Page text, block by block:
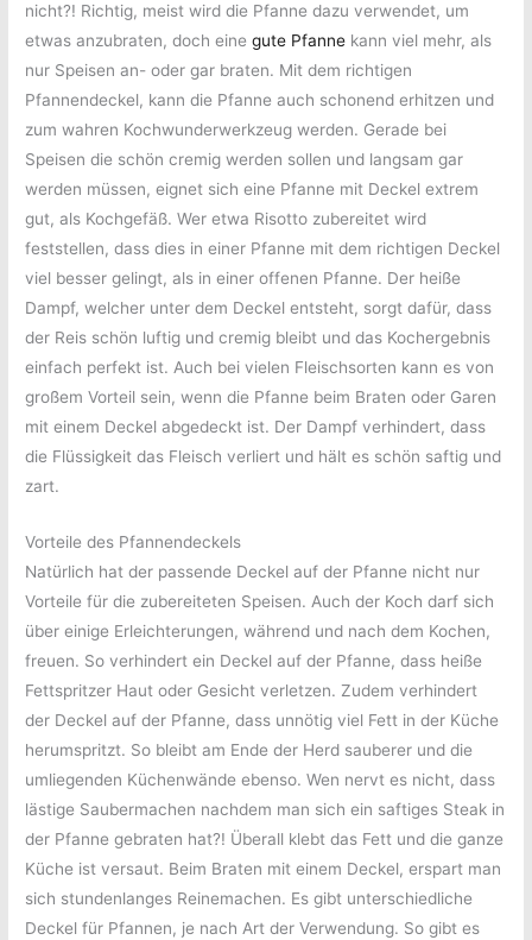
nicht?! Richtig, meist wird die Pfanne dazu verwendet, um
etwas anzubraten, doch einegute Pfanne kann viel mehr, als
nur Speisen an- oder gar braten. Mit dem richtigen
Pfannendeckel, kann die Pfanne auch schonend erhitzen und
zum wahren Kochwunderwerkzeug werden. Gerade bei
Speisen die schön cremig werden sollen und langsam gar
werden müssen, eignet sich eine Pfanne mit Deckel extrem
gut, als Kochgefäß. Wer etwa Risotto zubereitet wird
feststellen, dass dies in einer Pfanne mit dem richtigen Deckel
viel besser gelingt, als in einer offenen Pfanne. Der heiße
Dampf, welcher unter dem Deckel entsteht, sorgt dafür, dass
der Reis schön luftig und cremig bleibt und das Kochergebnis
einfach perfekt ist. Auch bei vielen Fleischsorten kann es von
großem Vorteil sein, wenn die Pfanne beim Braten oder Garen
mit einem Deckel abgedeckt ist. Der Dampf verhindert, dass
die Flüssigkeit das Fleisch verliert und hält es schön saftig und
zart.
Vorteile des Pfannendeckels
Natürlich hat der passende Deckel auf der Pfanne nicht nur
Vorteile für die zubereiteten Speisen. Auch der Koch darf sich
über einige Erleichterungen, während und nach dem Kochen,
freuen. So verhindert ein Deckel auf der Pfanne, dass heiße
Fettspritzer Haut oder Gesicht verletzen. Zudem verhindert
der Deckel auf der Pfanne, dass unnötig viel Fett in der Küche
herumspritzt. So bleibt am Ende der Herd sauberer und die
umliegenden Küchenwände ebenso. Wen nervt es nicht, dass
lästige Saubermachen nachdem man sich ein saftiges Steak in
der Pfanne gebraten hat?! Überall klebt das Fett und die ganze
Küche ist versaut. Beim Braten mit einem Deckel, erspart man
sich stundenlanges Reinemachen. Es gibt unterschiedliche
Deckel für Pfannen, je nach Art der Verwendung. So gibt es